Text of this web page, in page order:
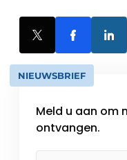
NIEUWSBRIEF
Meld u aan om
ontvangen.